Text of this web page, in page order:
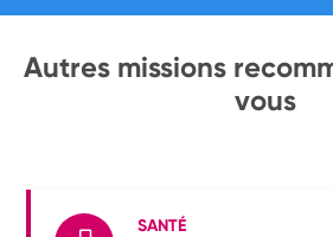
Autres missions
vous
SANTÉ